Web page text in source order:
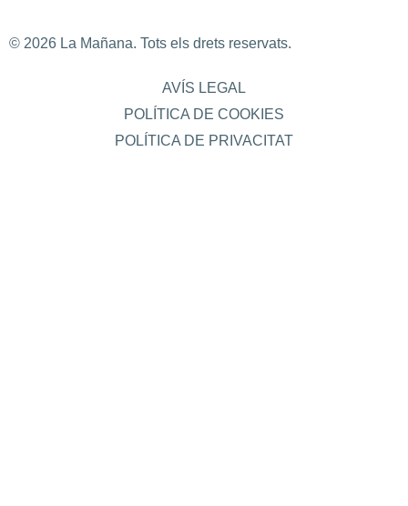
© 2026 La Mañana. Tots els drets reservats.
AVÍS LEGAL
POLÍTICA DE COOKIES
POLÍTICA DE PRIVACITAT